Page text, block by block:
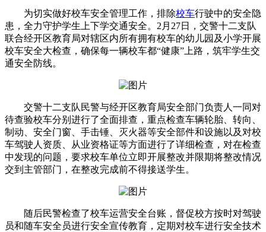
为切实做好校车安全管理工作，排除校车行驶中的安全隐
患，全力守护学生上下学交通安全。2月27日，交警十二支队
联合经开区教育局对辖区内所有拥有校车的幼儿园及小学开展
校车安全大检查，确保每一辆校车都“健康”上路，筑牢学生交
通安全防线。
交警十二支队民警与经开区教育局安全部门负责人一同对
待查验校车分别进行了全面排查，重点检查车辆轮胎、转向、
制动、安全门窗、手击锤、灭火器等安全部件和设施以及对校
车驾驶人资质、从业资格证等方面进行了详细检查，对在检查
中发现的问题，要求校车单位立即开展整改并限期将整改情况
交到主管部门，在整改完成前不得接送学生。
随后民警检查了校车运营安全台账，督促校方按时对驾驶
员和随车安全员进行安全宣传教育，定期对校车进行安全技术